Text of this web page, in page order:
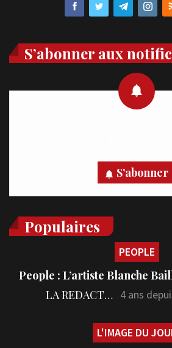
S’abonner aux
S'abonner
Populaires
PEOPLE
People : L’artiste Blanche
LA REDACTION 4 ans
L'IMAGE DU